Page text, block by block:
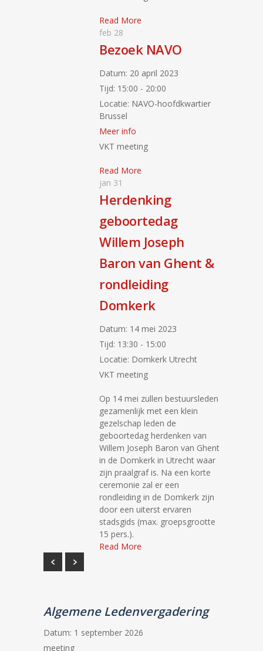
Read More
feb 28
Bezoek NAVO
Datum: 20 april 2023
Tijd: 15:00 - 20:00
Locatie: NAVO-hoofdkwartier
Brussel
Meer info
VKT meeting
Read More
jan 31
Herdenking
geboortedag
Willem Joseph
Baron van Ghent &
rondleiding
Domkerk
Datum: 14 mei 2023
Tijd: 13:30 - 15:00
Locatie: Domkerk Utrecht
VKT meeting
Op 14 mei zullen bestuursleden
gezamenlijk met een klein
gezelschap leden de
geboortedag herdenken van
Willem Joseph Baron van Ghent
in de Domkerk in Utrecht waar
zijn praalgraf is. Na een korte
ceremonie zal er een
rondleiding in de Domkerk zijn
door een uiterst ervaren
stadsgids (max. groepsgrootte
15 pers.).
Read More
Algemene Ledenvergadering
Datum: 1 september 2026
meeting